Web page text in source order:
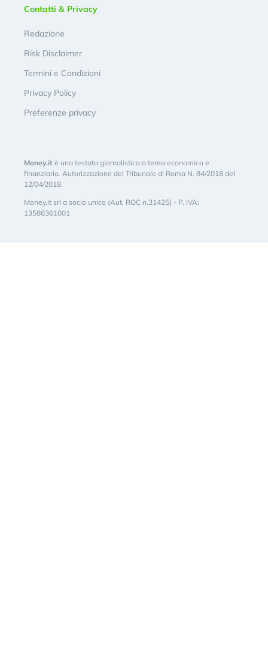
Contatti & Privacy
Redazione
Risk Disclaimer
Termini e Condizioni
Privacy Policy
Preferenze privacy
Money.it è una testata giornalistica a tema economico e
finanziario. Autorizzazione del Tribunale di Roma N. 84/2018 del
12/04/2018.
Money.it srl a socio unico (Aut. ROC n.31425) - P. IVA:
13586361001